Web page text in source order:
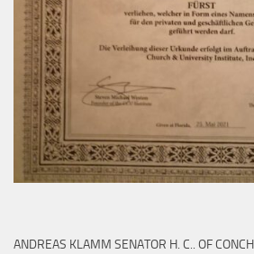
ANDREAS KLAMM SENATOR H. C.. OF